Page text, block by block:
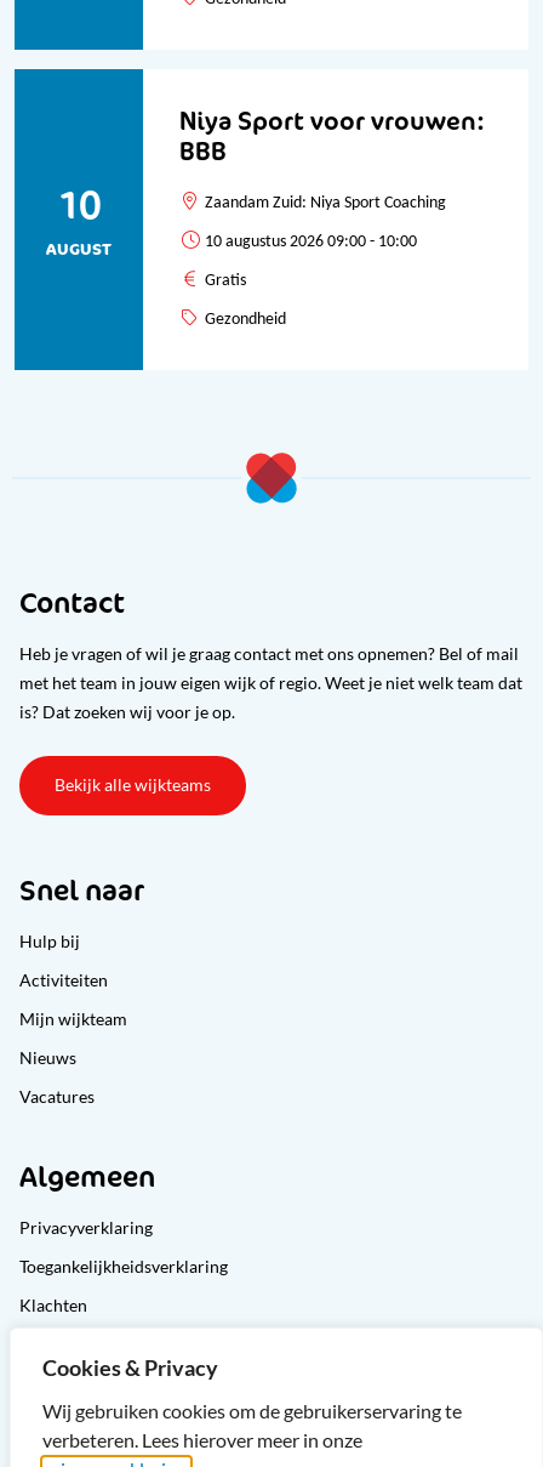
Cookies & Privacy
Wij gebruiken cookies om de gebruikerservaring te
verbeteren. Lees hierover meer in onze
Niya Sport voor vrouwen:
BBB
10
AUGUST
Zaandam Zuid: Niya Sport Coaching
10 augustus 2026 09:00 - 10:00
Gratis
Gezondheid
Contact
Heb je vragen of wil je graag contact met ons opnemen? Bel of mail
met het team in jouw eigen wijk of regio. Weet je niet welk team dat
is? Dat zoeken wij voor je op.
Bekijk alle wijkteams
Snel naar
Hulp bij
Activiteiten
Mijn wijkteam
Nieuws
Vacatures
Algemeen
Privacyverklaring
Toegankelijkheidsverklaring
Klachten
Sitemap